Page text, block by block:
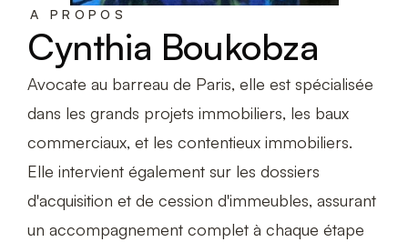
A PROPOS
Cynthia Boukobza
Avocate au barreau de Paris, elle est spécialisée
dans les grands projets immobiliers, les baux
commerciaux, et les contentieux immobiliers.
Elle intervient également sur les dossiers
d'acquisition et de cession d'immeubles, assurant
un accompagnement complet à chaque étape